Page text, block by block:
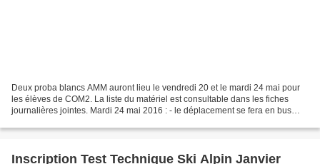
Deux proba blancs AMM auront lieu le vendredi 20 et le mardi 24 mai pour
les élèves de COM2. La liste du matériel est consultable dans les fiches
journalières jointes. Mardi 24 mai 2016 : - le déplacement se fera en bus
Inscription Test Technique Ski Alpin Janvier